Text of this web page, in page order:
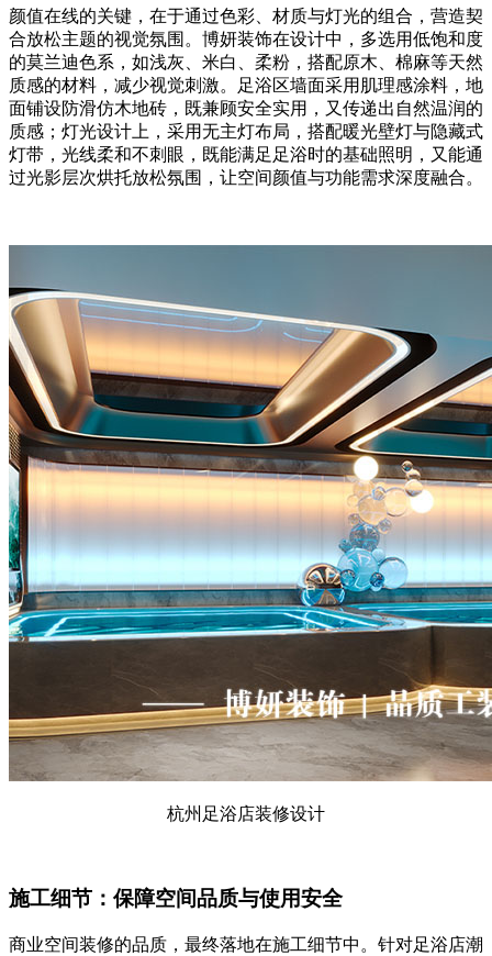
颜值在线的关键，在于通过色彩、材质与灯光的组合，营造契
合放松主题的视觉氛围。博妍装饰在设计中，多选用低饱和度
的莫兰迪色系，如浅灰、米白、柔粉，搭配原木、棉麻等天然
质感的材料，减少视觉刺激。足浴区墙面采用肌理感涂料，地
面铺设防滑仿木地砖，既兼顾安全实用，又传递出自然温润的
质感；灯光设计上，采用无主灯布局，搭配暖光壁灯与隐藏式
灯带，光线柔和不刺眼，既能满足足浴时的基础照明，又能通
过光影层次烘托放松氛围，让空间颜值与功能需求深度融合。
杭州足浴店装修设计
施工细节：保障空间品质与使用安全
商业空间装修的品质，最终落地在施工细节中。针对足浴店潮